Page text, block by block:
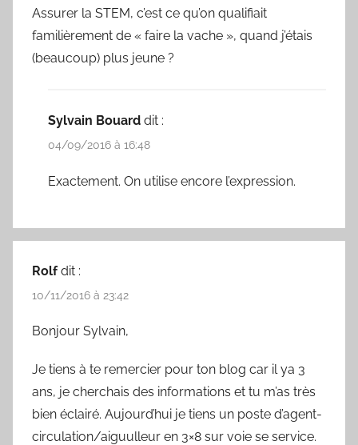
Assurer la STEM, c’est ce qu’on qualifiait
familièrement de « faire la vache », quand j’étais
(beaucoup) plus jeune ?
Sylvain Bouard dit :
04/09/2016 à 16:48
Exactement. On utilise encore l’expression.
Rolf dit :
10/11/2016 à 23:42
Bonjour Sylvain,
Je tiens à te remercier pour ton blog car il ya 3
ans, je cherchais des informations et tu m’as très
bien éclairé. Aujourd’hui je tiens un poste d’agent-
circulation/aiguulleur en 3×8 sur voie se service.